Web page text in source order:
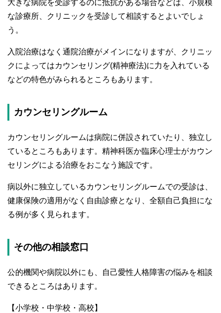
大きな病院を受診するのに抵抗がある場合などは、小規模
な診療所、クリニックを受診して相談するとよいでしょ
う。
入院治療はなく通院治療がメインになりますが、クリニッ
クによってはカウンセリング(精神療法)に力を入れている
などの特色がみられるところもあります。
カウンセリングルーム
カウンセリングルームは病院に併設されていたり、独立し
ているところもあります。精神科医か臨床心理士がカウン
セリングによる治療をおこなう施設です。
病以外に独立しているカウンセリングルームでの受診は、
健康保険の適用がなく自由診療となり、全額自己負担にな
る例が多く見られます。
その他の相談窓口
公的機関や病院以外にも、自己愛性人格障害の悩みを相談
できるところはあります。
【小学校・中学校・高校】